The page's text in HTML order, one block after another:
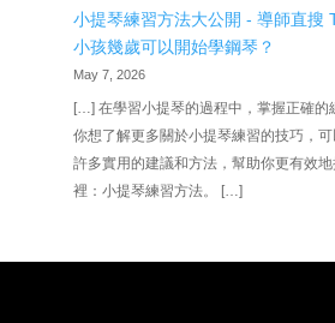
小提琴練習方法大公開 - 導師直搜
小孩幾歲可以開始學鋼琴？
May 7, 2026
[…] 在學習小提琴的過程中，掌握正確的
你想了解更多關於小提琴練習的技巧，
許多實用的建議和方法，幫助你更有效
裡：小提琴練習方法。 […]